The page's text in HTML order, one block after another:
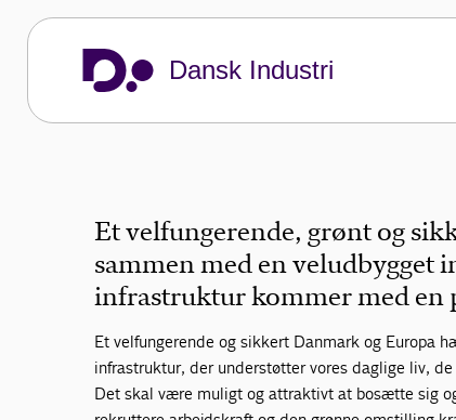
Dansk Industri
infrastruktur
Hent udspillet
Et velfungerende, grønt og
sammen med en
infrastruktur kommer med en
Et velfungerende og sikkert Danmark og Europa
infrastruktur, der understøtter vores daglige liv,
Det skal være muligt og attraktivt at bosætte sig